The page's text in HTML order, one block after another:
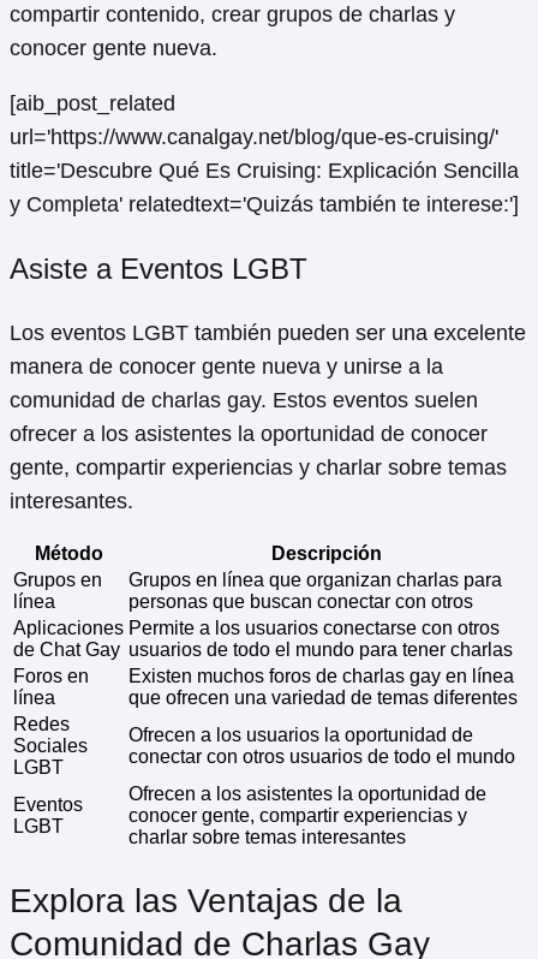
compartir contenido, crear grupos de charlas y
conocer gente nueva.
[aib_post_related
url='https://www.canalgay.net/blog/que-es-cruising/'
title='Descubre Qué Es Cruising: Explicación Sencilla
y Completa' relatedtext='Quizás también te interese:']
Asiste a Eventos LGBT
Los eventos LGBT también pueden ser una excelente
manera de conocer gente nueva y unirse a la
comunidad de charlas gay. Estos eventos suelen
ofrecer a los asistentes la oportunidad de conocer
gente, compartir experiencias y charlar sobre temas
interesantes.
Método
Descripción
Grupos en
línea
Grupos en línea que organizan charlas para
personas que buscan conectar con otros
Aplicaciones
de Chat Gay
Permite a los usuarios conectarse con otros
usuarios de todo el mundo para tener charlas
Foros en
línea
Existen muchos foros de charlas gay en línea
que ofrecen una variedad de temas diferentes
Redes
Sociales
LGBT
Ofrecen a los usuarios la oportunidad de
conectar con otros usuarios de todo el mundo
Eventos
LGBT
Ofrecen a los asistentes la oportunidad de
conocer gente, compartir experiencias y
charlar sobre temas interesantes
Explora las Ventajas de la
Comunidad de Charlas Gay